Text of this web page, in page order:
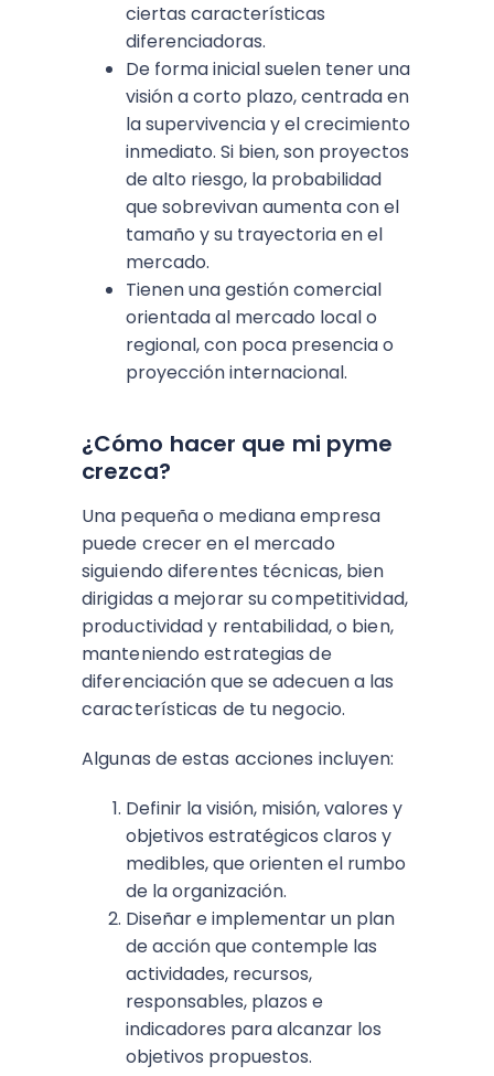
ciertas características
diferenciadoras.
De forma inicial suelen tener una
visión a corto plazo, centrada en
la supervivencia y el crecimiento
inmediato. Si bien, son proyectos
de alto riesgo, la probabilidad
que sobrevivan aumenta con el
tamaño y su trayectoria en el
mercado.
Tienen una gestión comercial
orientada al mercado local o
regional, con poca presencia o
proyección internacional.
¿Cómo hacer que mi pyme
crezca?
Una pequeña o mediana empresa
puede crecer en el mercado
siguiendo diferentes técnicas, bien
dirigidas a mejorar su competitividad,
productividad y rentabilidad, o bien,
manteniendo estrategias de
diferenciación que se adecuen a las
características de tu negocio.
Algunas de estas acciones incluyen:
Definir la visión, misión, valores y
objetivos estratégicos claros y
medibles, que orienten el rumbo
de la organización.
Diseñar e implementar un plan
de acción que contemple las
actividades, recursos,
responsables, plazos e
indicadores para alcanzar los
objetivos propuestos.